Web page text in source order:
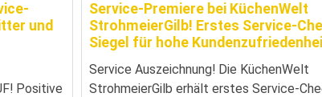
und
Positive
Service-Premiere bei KüchenWelt
StrohmeierGilb! Erstes Service-
Siegel für hohe
Service Auszeichnung! Die KüchenWelt
StrohmeierGilb erhält erstes Service-